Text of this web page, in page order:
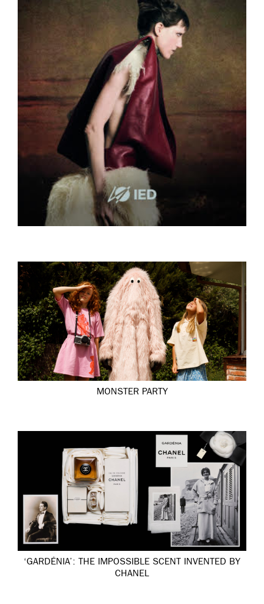
MONSTER PARTY
‘GARDÉNIA’: THE IMPOSSIBLE SCENT INVENTED BY
CHANEL